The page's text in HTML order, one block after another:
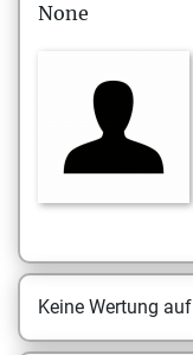
None
Keine Wertung auf